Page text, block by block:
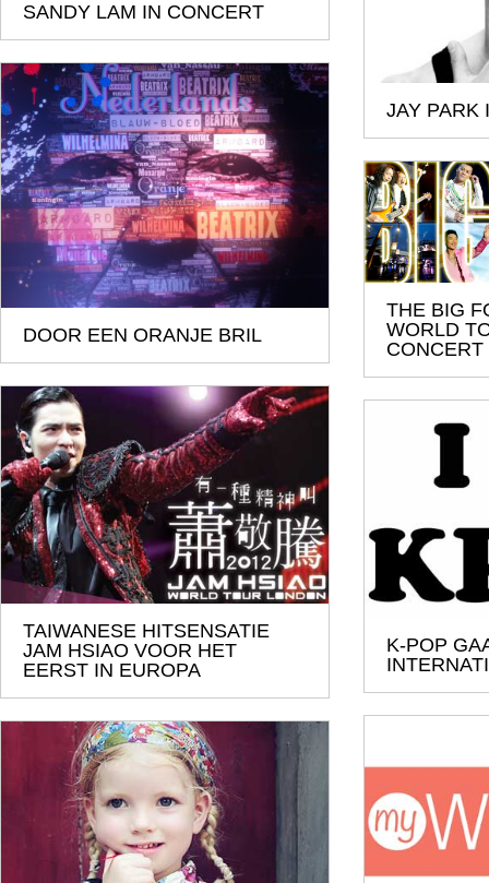
SANDY LAM IN CONCERT
JAY PARK
DOOR EEN ORANJE BRIL
THE BIG
WORLD
CONCERT
TAIWANESE HITSENSATIE
JAM HSIAO VOOR HET
EERST IN EUROPA
K-POP